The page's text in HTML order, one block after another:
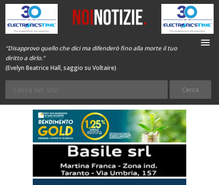
“Disapprovo quello che dici ma difenderò fino alla morte il tuo
diritto a dirlo.”
(Evelyn Beatrice Hall, saggio su Voltaire)